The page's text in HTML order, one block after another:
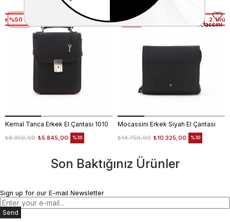
Kemal Tanca Erkek El Çantası 1010
₺5.845,00
₺8.350,00 %30
%50 Net İndirim
Kemal Tanca
Mocassini Erkek Siyah El Çantası
₺10.325,00
₺14.750,00 %30
2. Ürüne %50 Net İndirim
Mocassini
2.
Son Baktığınız Ürünler
Sign up for our E-mail Newsletter
Send